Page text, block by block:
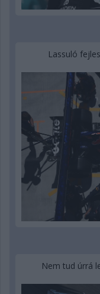
Lassuló
Nem tud úrrá